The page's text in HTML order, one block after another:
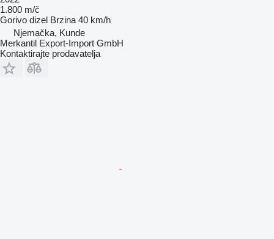
1.800 m/č
Gorivo dizel Brzina 40 km/h
Njemačka, Kunde
Merkantil Export-Import GmbH
Kontaktirajte prodavatelja